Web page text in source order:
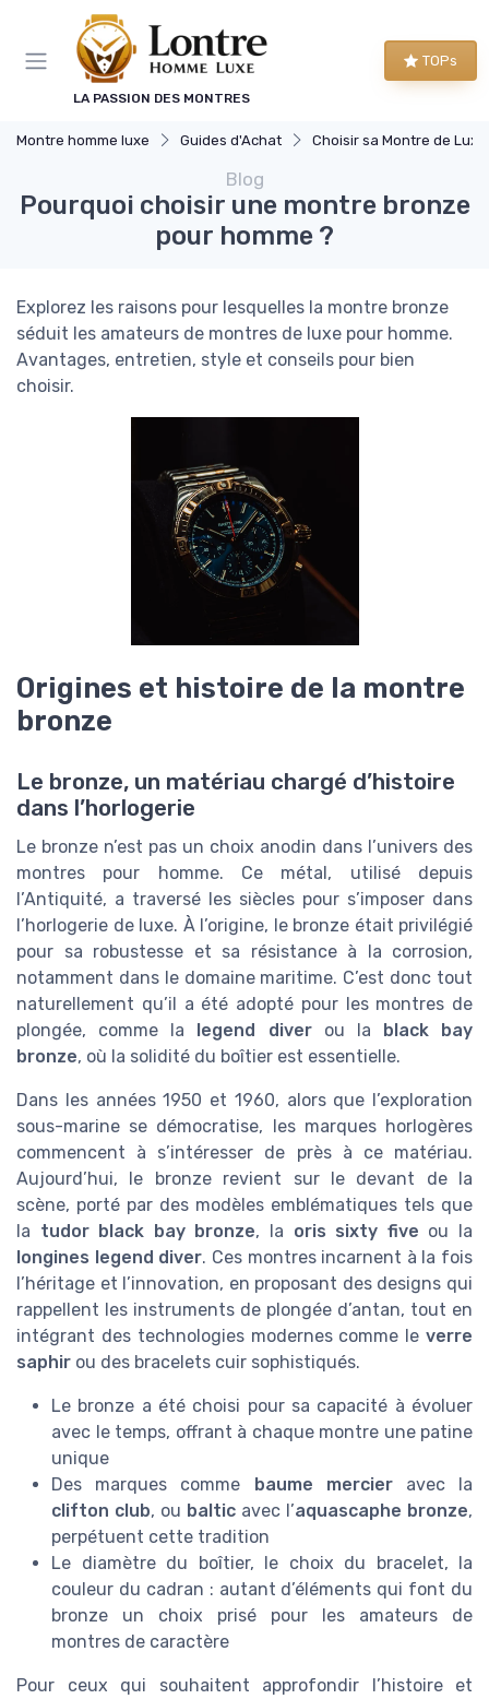
LA PASSION DES MONTRES
TOPs
Montre homme luxe Guides d'Achat Choisir sa Montre de Luxe
Blog
Pourquoi choisir une montre bronze
pour homme ?
Explorez les raisons pour lesquelles la montre bronze
séduit les amateurs de montres de luxe pour homme.
Avantages, entretien, style et conseils pour bien
choisir.
Origines et histoire de la montre
bronze
Le bronze, un matériau chargé d’histoire
dans l’horlogerie
Le bronze n’est pas un choix anodin dans l’univers des
montres pour homme. Ce métal, utilisé depuis
l’Antiquité, a traversé les siècles pour s’imposer dans
l’horlogerie de luxe. À l’origine, le bronze était privilégié
pour sa robustesse et sa résistance à la corrosion,
notamment dans le domaine maritime. C’est donc tout
naturellement qu’il a été adopté pour les montres de
plongée, comme la legend diverou la black bay
bronze, où la solidité du boîtier est essentielle.
Dans les années 1950 et 1960, alors que l’exploration
sous-marine se démocratise, les marques horlogères
commencent à s’intéresser de près à ce matériau.
Aujourd’hui, le bronze revient sur le devant de la
scène, porté par des modèles emblématiques tels que
la tudor black bay bronze, la oris sixty five ou la
longines legend diver. Ces montres incarnent à la fois
l’héritage et l’innovation, en proposant des designs qui
rappellent les instruments de plongée d’antan, tout en
intégrant des technologies modernes comme le verre
saphir ou des bracelets cuir sophistiqués.
Le bronze a été choisi pour sa capacité à évoluer
avec le temps, offrant à chaque montre une patine
unique
Des marques comme baume mercieravec la
clifton club, ou baltic avec l’aquascaphe bronze,
perpétuent cette tradition
Le diamètre du boîtier, le choix du bracelet, la
couleur du cadran : autant d’éléments qui font du
bronze un choix prisé pour les amateurs de
montres de caractère
Pour ceux qui souhaitent approfondir l’histoire et
Panneau de gestion des cookies